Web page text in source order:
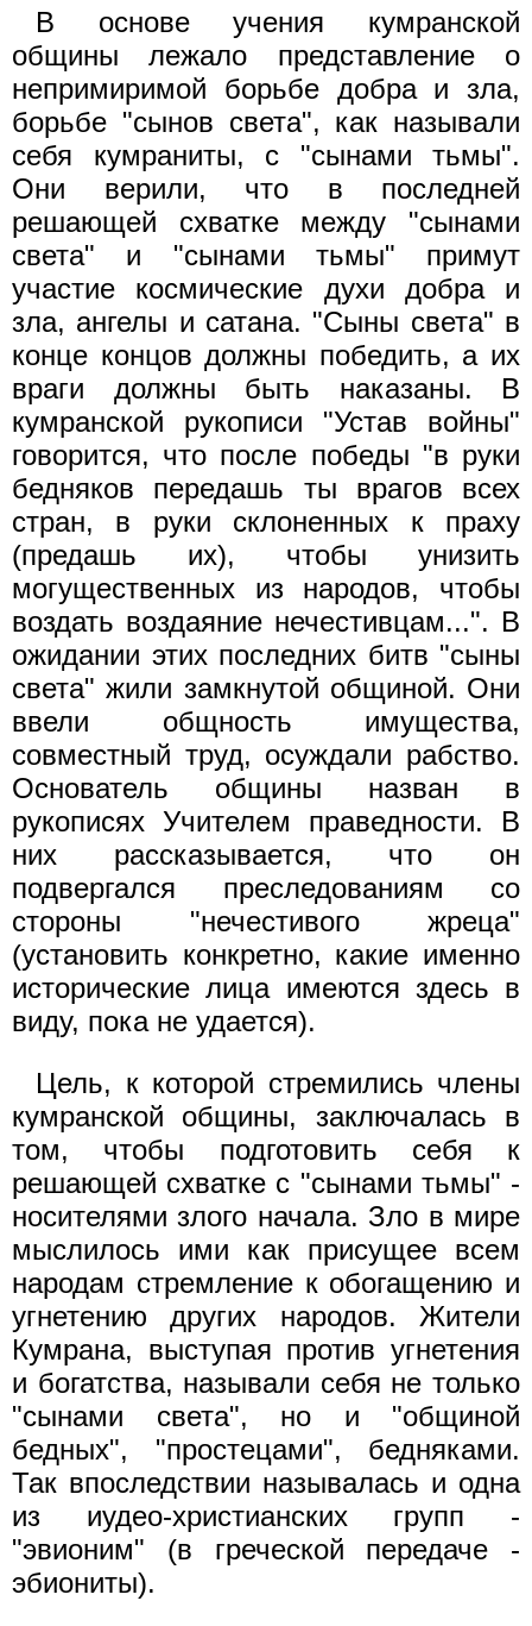
В основе учения кумранской
общины лежало представление о
непримиримой борьбе добра и зла,
борьбе "сынов света", как называли
себя кумраниты, с "сынами тьмы".
Они верили, что в последней
решающей схватке между "сынами
света" и "сынами тьмы" примут
участие космические духи добра и
зла, ангелы и сатана. "Сыны света" в
конце концов должны победить, а их
враги должны быть наказаны. В
кумранской рукописи "Устав войны"
говорится, что после победы "в руки
бедняков передашь ты врагов всех
стран, в руки склоненных к праху
(предашь их), чтобы унизить
могущественных из народов, чтобы
воздать воздаяние нечестивцам...". В
ожидании этих последних битв "сыны
света" жили замкнутой общиной. Они
ввели общность имущества,
совместный труд, осуждали рабство.
Основатель общины назван в
рукописях Учителем праведности. В
них рассказывается, что он
подвергался преследованиям со
стороны "нечестивого жреца"
(установить конкретно, какие именно
исторические лица имеются здесь в
виду, пока не удается).
Цель, к которой стремились члены
кумранской общины, заключалась в
том, чтобы подготовить себя к
решающей схватке с "сынами тьмы" -
носителями злого начала. Зло в мире
мыслилось ими как присущее всем
народам стремление к обогащению и
угнетению других народов. Жители
Кумрана, выступая против угнетения
и богатства, называли себя не только
"сынами света", но и "общиной
бедных", "простецами", бедняками.
Так впоследствии называлась и одна
из иудео-христианских групп -
"эвионим" (в греческой передаче -
эбиониты).